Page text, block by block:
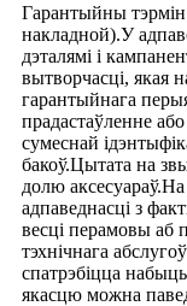
Гарантыйны тэрмін
накладной).У
дэталямі і
вытворчасці, якая
гарантыйнага
прадастаўленне
сумеснай
бакоў.Цытата на
долю
адпаведнасці з
весці перамовы аб
тэхнічнага
спатрэбіцца
якасцю можна